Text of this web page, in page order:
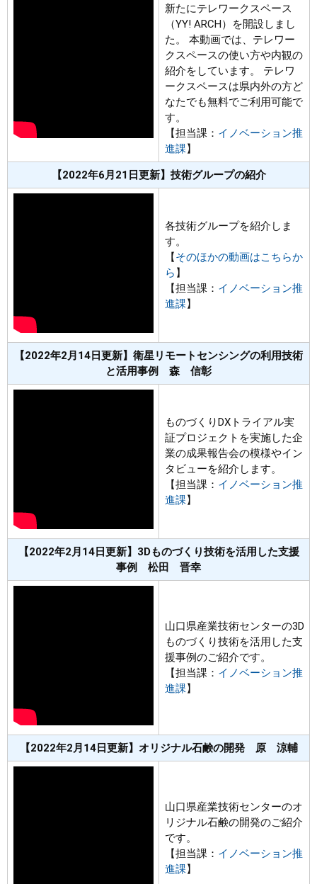
新たにテレワークスペース
（YY! ARCH）を開設しまし
た。 本動画では、テレワー
クスペースの使い方や内観の
紹介をしています。 テレワ
ークスペースは県内外の方ど
なたでも無料でご利用可能で
す。
【担当課： イノベーション推
進課】
【2022年6月21日更新】技術グループの紹介
各技術グループを紹介しま
す。
【そのほかの動画はこちらか
ら 】
【担当課： イノベーション推
進課】
【2022年2月14日更新】衛星リモートセンシングの利用技術
と活用事例 森 信彰
ものづくりDXトライアル実
証プロジェクトを実施した企
業の成果報告会の模様やイン
タビューを紹介します。
【担当課： イノベーション推
進課】
【2022年2月14日更新】3Dものづくり技術を活用した支援
事例 松田 晋幸
山口県産業技術センターの3D
ものづくり技術を活用した支
援事例のご紹介です。
【担当課： イノベーション推
進課】
【2022年2月14日更新】オリジナル石鹸の開発 原 涼輔
山口県産業技術センターのオ
リジナル石鹸の開発のご紹介
です。
【担当課： イノベーション推
進課】